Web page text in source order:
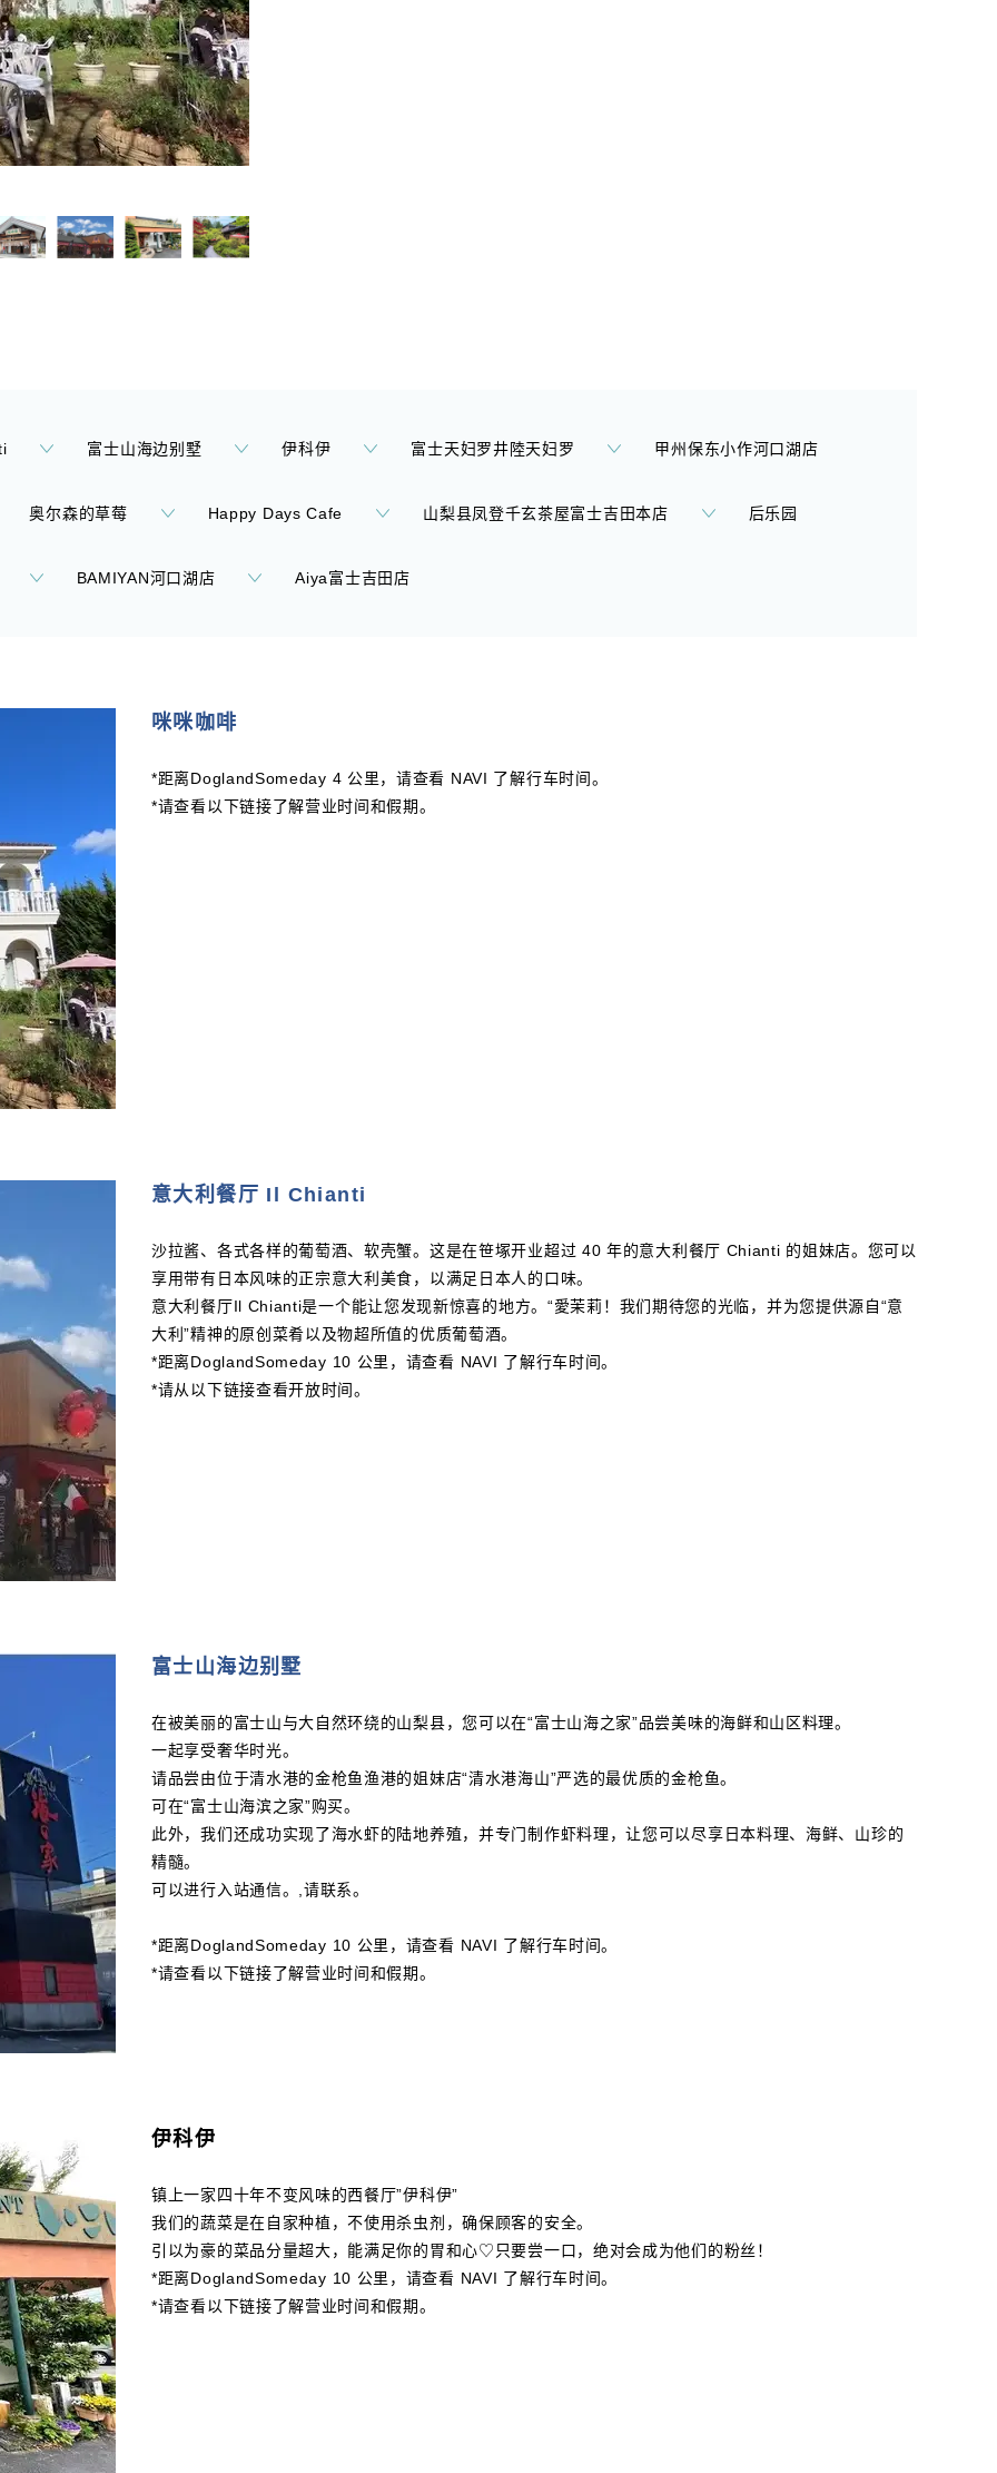
富士山海边别墅 伊科伊 富士天妇罗井陸天妇罗 甲州保东小作河口湖店
奥尔森的草莓 Happy Days Cafe 山梨县凤登千玄茶屋富士吉田本店 后乐园
BAMIYAN河口湖店 Aiya富士吉田店
咪咪咖啡
*距离DoglandSomeday 4 公里，请查看 NAVI 了解行车时间。
*请查看以下链接了解营业时间和假期。
意大利餐厅 Il Chianti
沙拉酱、各式各样的葡萄酒、软壳蟹。这是在笹塚开业超过 40 年的意大利餐厅 Chianti 的姐妹店。您可以
享用带有日本风味的正宗意大利美食，以满足日本人的口味。
意大利餐厅Il Chianti是一个能让您发现新惊喜的地方。“愛茉莉！我们期待您的光临，并为您提供源自“意
大利”精神的原创菜肴以及物超所值的优质葡萄酒。
*距离DoglandSomeday 10 公里，请查看 NAVI 了解行车时间。
*请从以下链接查看开放时间。
富士山海边别墅
在被美丽的富士山与大自然环绕的山梨县，您可以在“富士山海之家”品尝美味的海鲜和山区料理。
一起享受奢华时光。
请品尝由位于清水港的金枪鱼渔港的姐妹店“清水港海山”严选的最优质的金枪鱼。
可在“富士山海滨之家”购买。
此外，我们还成功实现了海水虾的陆地养殖，并专门制作虾料理，让您可以尽享日本料理、海鲜、山珍的
精髓。
可以进行入站通信。,请联系。
*距离DoglandSomeday 10 公里，请查看 NAVI 了解行车时间。
*请查看以下链接了解营业时间和假期。
伊科伊
镇上一家四十年不变风味的西餐厅”伊科伊”
我们的蔬菜是在自家种植，不使用杀虫剂，确保顾客的安全。
引以为豪的菜品分量超大，能满足你的胃和心♡只要尝一口，绝对会成为他们的粉丝！
*距离DoglandSomeday 10 公里，请查看 NAVI 了解行车时间。
*请查看以下链接了解营业时间和假期。